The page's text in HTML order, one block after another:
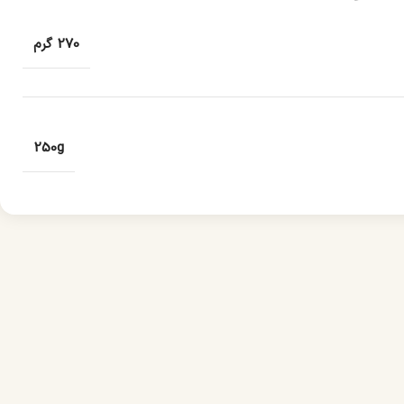
270 گرم
250g